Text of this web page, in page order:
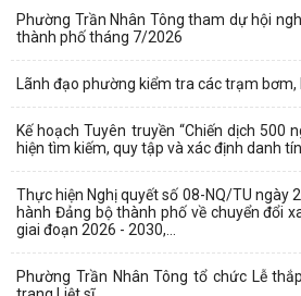
Phường Trần Nhân Tông tham dự hội
thành phố tháng 7/2026
Lãnh đạo phường kiểm tra các trạm
Kế hoạch Tuyên truyền “Chiến dịch 500
hiện tìm kiếm, quy tập và xác định danh
Thực hiện Nghị quyết số 08-NQ/TU ngày
hành Đảng bộ thành phố về chuyển đổi
giai đoạn 2026 - 2030,...
Phường Trần Nhân Tông tổ chức Lễ